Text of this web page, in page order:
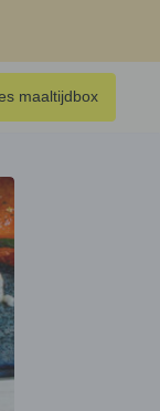
maaltijdbox